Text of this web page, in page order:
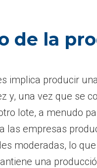
de la
implica producir
y, una vez que se
lote, a menudo
las empresas
moderadas, lo
una